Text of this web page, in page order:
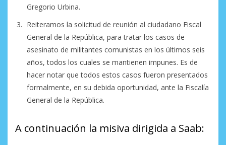
Gregorio Urbina.
Reiteramos la solicitud de reunión al ciudadano Fiscal
General de la República, para tratar los casos de
asesinato de militantes comunistas en los últimos seis
años, todos los cuales se mantienen impunes. Es de
hacer notar que todos estos casos fueron presentados
formalmente, en su debida oportunidad, ante la Fiscalía
General de la República.
A continuación la misiva dirigida a Saab: